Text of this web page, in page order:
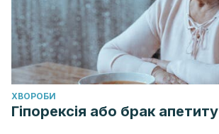
ХВОРОБИ
Гіпорексія або брак апетиту